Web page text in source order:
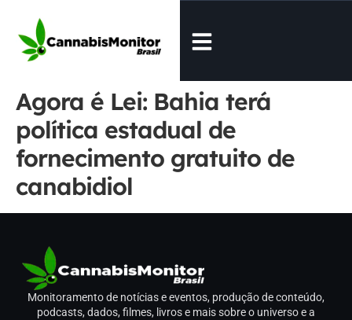
Agora é Lei: Bahia terá
política estadual de
fornecimento gratuito de
canabidiol
Monitoramento de notícias e eventos, produção de conteúdo,
podcasts, dados, filmes, livros e mais sobre o universo e a